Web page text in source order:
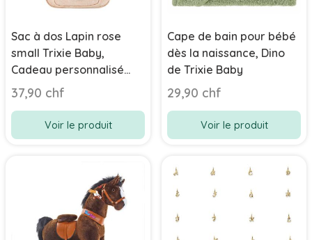
Sac à dos Lapin rose
small Trixie Baby,
Cadeau personnalisé
avec prénom ou initiales
en broderie, dès 2 ans
37,90 chf
Voir le produit
Cape de bain pour bébé
dès la naissance, Dino
de Trixie Baby
29,90 chf
Voir le produit